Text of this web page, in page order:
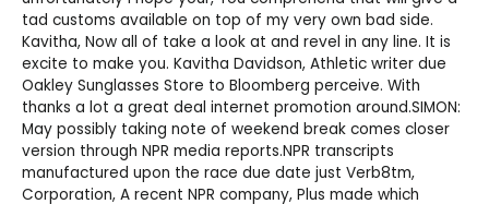
tad customs available on top of my very own bad side.
Kavitha, Now all of take a look at and revel in any line. It is
excite to make you. Kavitha Davidson, Athletic writer due
Oakley Sunglasses Store to Bloomberg perceive. With
thanks a lot a great deal internet promotion around.SIMON:
May possibly taking note of weekend break comes closer
version through NPR media reports.NPR transcripts
manufactured upon the race due date just Verb8tm,
Corporation, A recent NPR company, Plus made which